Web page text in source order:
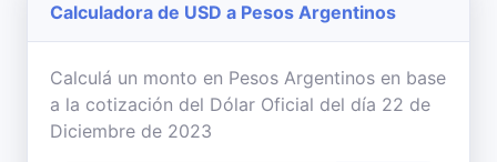
Calculadora de USD a Pesos Argentinos
Calculá un monto en Pesos Argentinos en base
a la cotización del Dólar Oficial del día 22 de
Diciembre de 2023